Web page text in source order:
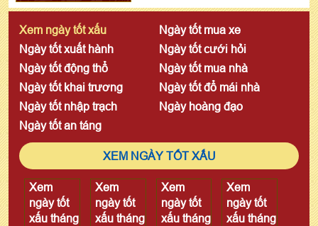
Xem ngày tốt xấu
Ngày tốt mua xe
Ngày tốt xuất hành
Ngày tốt cưới hỏi
Ngày tốt động thổ
Ngày tốt mua nhà
Ngày tốt khai trương
Ngày tốt đổ mái nhà
Ngày tốt nhập trạch
Ngày hoàng đạo
Ngày tốt an táng
XEM NGÀY TỐT XẤU
Xem
ngày tốt
xấu tháng
Xem
ngày tốt
xấu tháng
Xem
ngày tốt
xấu tháng
Xem
ngày tốt
xấu tháng